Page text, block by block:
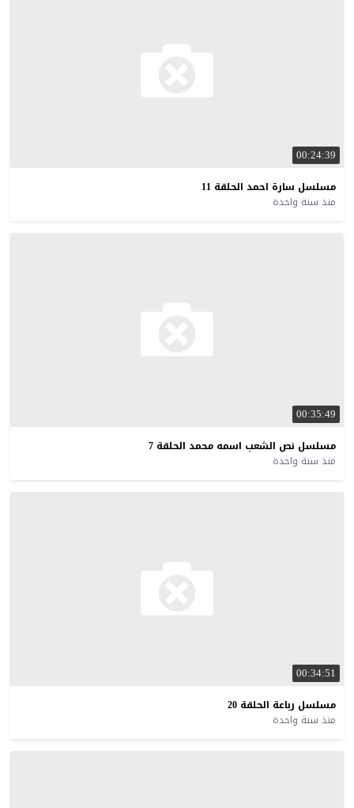
00:24:39
مسلسل سارة احمد الحلقة 11
منذ سنة واحدة
00:35:49
مسلسل نص الشعب اسمه محمد الحلقة 7
منذ سنة واحدة
00:34:51
مسلسل رباعة الحلقة 20
منذ سنة واحدة